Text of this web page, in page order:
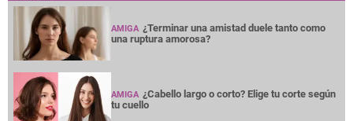
AMIGA ¿Terminar una amistad duele tanto como
una ruptura amorosa?
AMIGA ¿Cabello largo o corto? Elige tu corte según
tu cuello